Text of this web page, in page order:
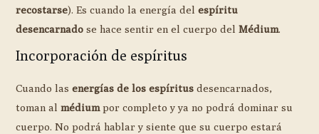
recostarse). Es cuando la energía delespíritu
desencarnado se hace sentir en el cuerpo delMédium.
Incorporación de espíritus
Cuando lasenergías de los espíritus desencarnados,
toman almédiumpor completo y ya no podrá dominar su
cuerpo. No podrá hablar y siente que su cuerpo estará